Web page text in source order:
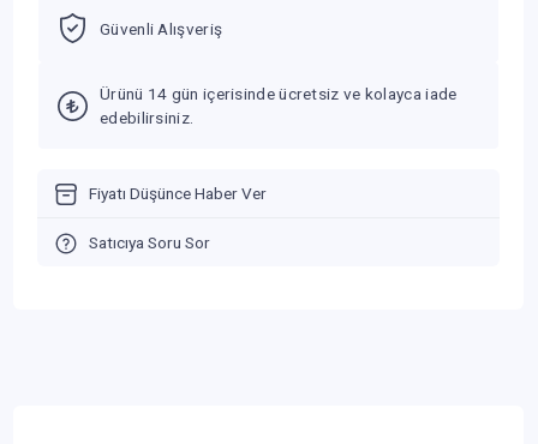
Güvenli Alışveriş
Ürünü 14 gün içerisinde ücretsiz ve kolayca iade
edebilirsiniz.
Fiyatı Düşünce Haber Ver
Satıcıya Soru Sor